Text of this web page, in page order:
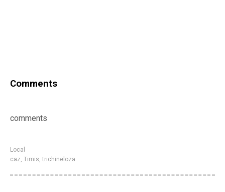
Comments
comments
Local
caz, Timis,trichineloza